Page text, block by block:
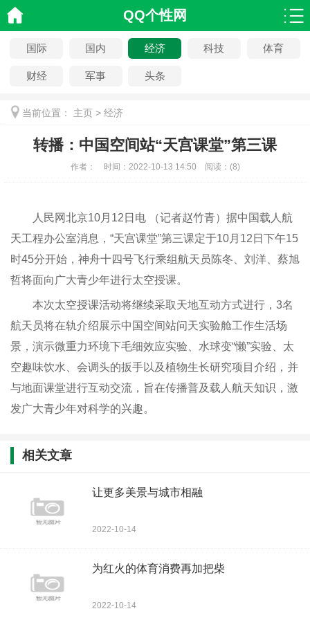
QQ个性网
国际 国内 经济 科技 体育
财经 军事 头条
当前位置： 主页 > 经济
转播：中国空间站“天宫课堂”第三课
作者： 时间： 2022-10-13 14:50 阅读： (8)
人民网北京10月12日电 （记者赵竹青）据中国载人航
天工程办公室消息，“天宫课堂”第三课定于10月12日下午15
时45分开始，神舟十四号飞行乘组航天员陈冬、刘洋、蔡旭
哲将面向广大青少年进行太空授课。
本次太空授课活动将继续采取天地互动方式进行，3名
航天员将在轨介绍展示中国空间站问天实验舱工作生活场
景，演示微重力环境下毛细效应实验、水球变“懒”实验、太
空趣味饮水、会调头的扳手以及植物生长研究项目介绍，并
与地面课堂进行互动交流，旨在传播普及载人航天知识，激
发广大青少年对科学的兴趣。
相关文章
让更多美景与城市相融
2022-10-14
为红火的体育消费再加把柴
2022-10-14